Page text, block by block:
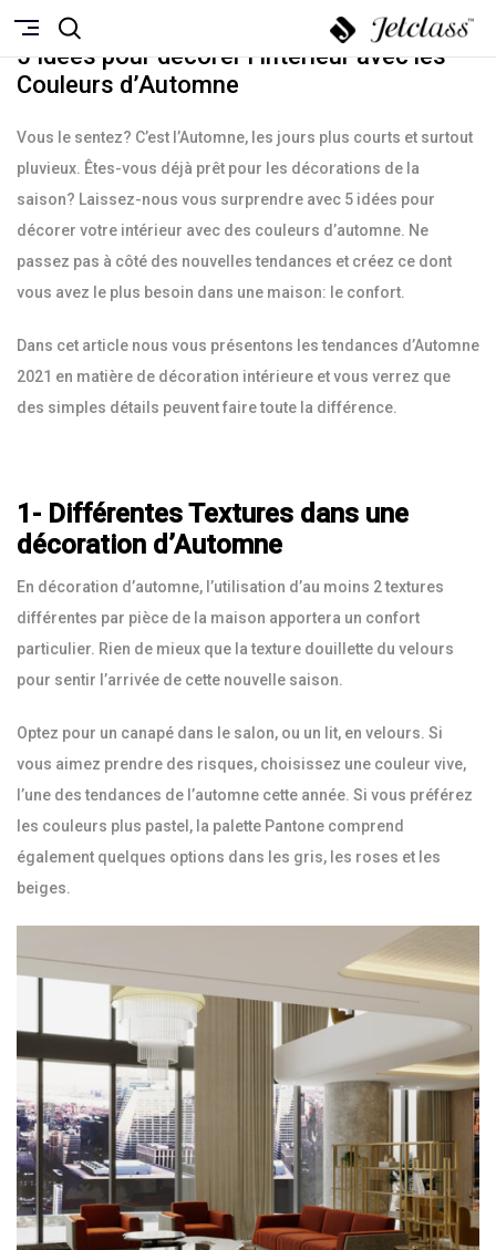
SEPTEMBRE 23, 2021
5 Idées pour décorer l’intérieur avec les
Couleurs d’Automne
Vous le sentez? C’est l’Automne, les jours plus courts et surtout
pluvieux. Êtes-vous déjà prêt pour les décorations de la
saison? Laissez-nous vous surprendre avec 5 idées pour
décorer votre intérieur avec des couleurs d’automne. Ne
passez pas à côté des nouvelles tendances et créez ce dont
vous avez le plus besoin dans une maison: le confort.
Dans cet article nous vous présentons les tendances d’Automne
2021 en matière de décoration intérieure et vous verrez que
des simples détails peuvent faire toute la différence.
1- Différentes Textures dans une
décoration d’Automne
En décoration d’automne, l’utilisation d’au moins 2 textures
différentes par pièce de la maison apportera un confort
particulier. Rien de mieux que la texture douillette du velours
pour sentir l’arrivée de cette nouvelle saison.
Optez pour un canapé dans le salon, ou un lit, en velours. Si
vous aimez prendre des risques, choisissez une couleur vive,
l’une des tendances de l’automne cette année. Si vous préférez
les couleurs plus pastel, la palette Pantone comprend
également quelques options dans les gris, les roses et les
beiges.